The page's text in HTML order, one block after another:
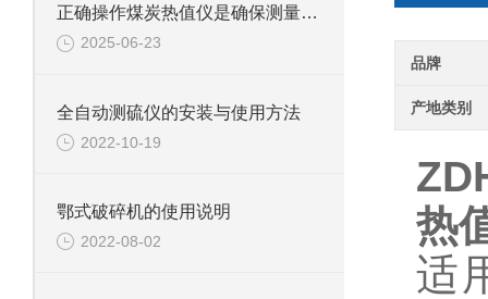
品牌
产地类别
热
适
正确操作煤炭热值仪是确保测量结果准确性的关键
2025-06-23
全自动测硫仪的安装与使用方法
2022-10-19
鄂式破碎机的使用说明
2022-08-02